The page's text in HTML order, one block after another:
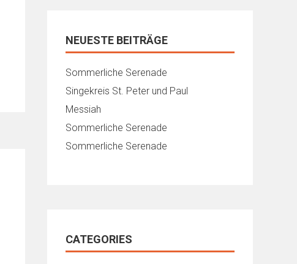
NEUESTE BEITRÄGE
Sommerliche Serenade
Singekreis St. Peter und Paul
Messiah
Sommerliche Serenade
Sommerliche Serenade
CATEGORIES